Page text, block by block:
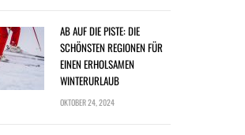
AB AUF DIE PISTE: DIE
SCHÖNSTEN REGIONEN FÜR
EINEN ERHOLSAMEN
WINTERURLAUB
OKTOBER 24, 2024